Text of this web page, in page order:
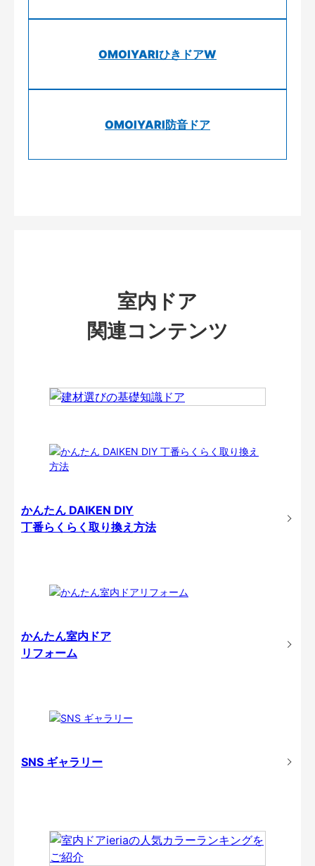
OMOIYARIひきドアW
OMOIYARI防音ドア
室内ドア
関連コンテンツ
かんたん DAIKEN DIY
丁番らくらく取り換え方法
かんたん室内ドア
リフォーム
SNS ギャラリー